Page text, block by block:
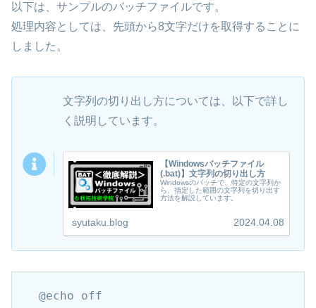
以下は、サンプルのバッチファイルです。
処理内容としては、先頭から8文字だけを取得することに
しました。
文字列の切り出し方については、以下で詳し
く説明しています。
【Windowsバッチファイル
(.bat)】文字列の切り出し方
Windowsのバッチで、特定の文字列か
ら、指定した範囲の文字列を切り出す
方法を解説しています。
syutaku.blog 2024.04.08
@echo off